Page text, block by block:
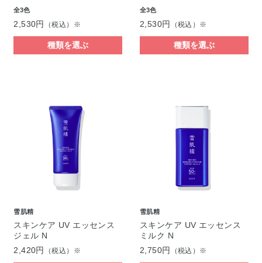
全3色
2,530円 （税込）※
種類を選ぶ
全3色
2,530円 （税込）※
種類を選ぶ
雪肌精
スキンケア UV エッセンス
ジェル N
2,420円
（税込）※
雪肌精
スキンケア UV エッセンス
ミルク N
2,750円
（税込）※